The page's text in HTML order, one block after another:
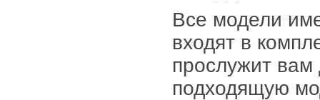
Все модели
входят в
прослужит
подходящую